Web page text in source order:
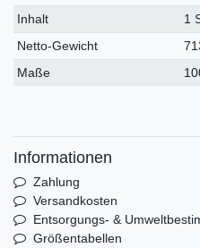
Inhalt
1
Netto-Gewicht
Maße
Informationen
Zahlung
Versandkosten
Entsorgungs- &
Größentabellen